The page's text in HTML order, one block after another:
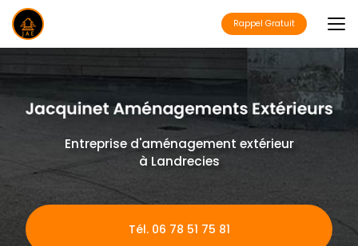
Aller
au
contenu
principal
Rappel Gratuit
Entreprise d'aménagement extérieur
à Landrecies
Tél. 06 78 51 75 81